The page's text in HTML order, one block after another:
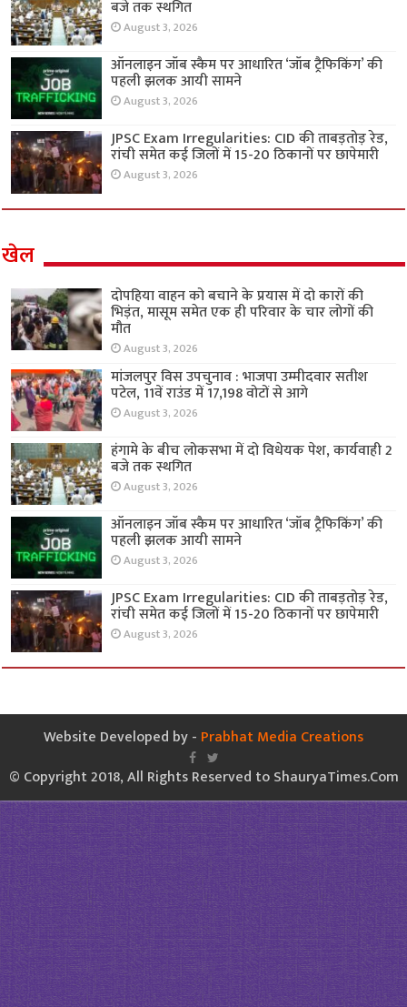
बजे तक स्थगित
August 3, 2026
ऑनलाइन जॉब स्कैम पर आधारित ‘जॉब ट्रैफिकिंग’ की
पहली झलक आयी सामने
August 3, 2026
JPSC Exam Irregularities: CID की ताबड़तोड़ रेड,
रांची समेत कई जिलों में 15-20 ठिकानों पर छापेमारी
August 3, 2026
खेल
दोपहिया वाहन को बचाने के प्रयास में दो कारों की
भिड़ंत, मासूम समेत एक ही परिवार के चार लोगों की
मौत
August 3, 2026
मांजलपुर विस उपचुनाव : भाजपा उम्मीदवार सतीश
पटेल, 11वें राउंड में 17,198 वोटों से आगे
August 3, 2026
हंगामे के बीच लोकसभा में दो विधेयक पेश, कार्यवाही 2
बजे तक स्थगित
August 3, 2026
ऑनलाइन जॉब स्कैम पर आधारित ‘जॉब ट्रैफिकिंग’ की
पहली झलक आयी सामने
August 3, 2026
JPSC Exam Irregularities: CID की ताबड़तोड़ रेड,
रांची समेत कई जिलों में 15-20 ठिकानों पर छापेमारी
August 3, 2026
Website Developed by - Prabhat Media Creations
© Copyright 2018, All Rights Reserved to ShauryaTimes.Com